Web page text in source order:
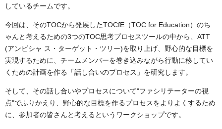
しているチームです。
今回は、そのTOCから発展したTOCfE（TOC for Education）のち
ゃんと考えるための3つのTOC思考プロセスツールの中から、ATT
(アンビシャ ス・ターゲット・ツリー)を取り上げ、野心的な目標を
実現するために、チームメンバーを巻き込みながら行動に移してい
くための計画を作る「話し合いのプロセス」を研究します。
そして、その話し合いやプロセスについて"ファシリテーターの視
点"でふりかえり、野心的な目標を作るプロセスをよりよくするため
に、参加者の皆さんと考えるというワークショップです。